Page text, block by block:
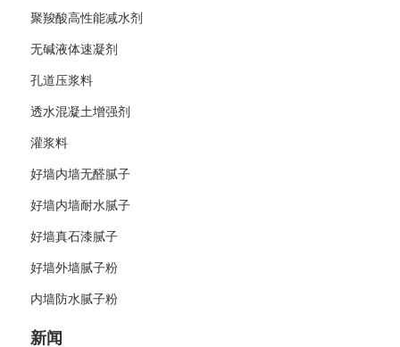
聚羧酸高性能减水剂
无碱液体速凝剂
孔道压浆料
透水混凝土增强剂
灌浆料
好墙内墙无醛腻子
好墙内墙耐水腻子
好墙真石漆腻子
好墙外墙腻子粉
内墙防水腻子粉
新闻